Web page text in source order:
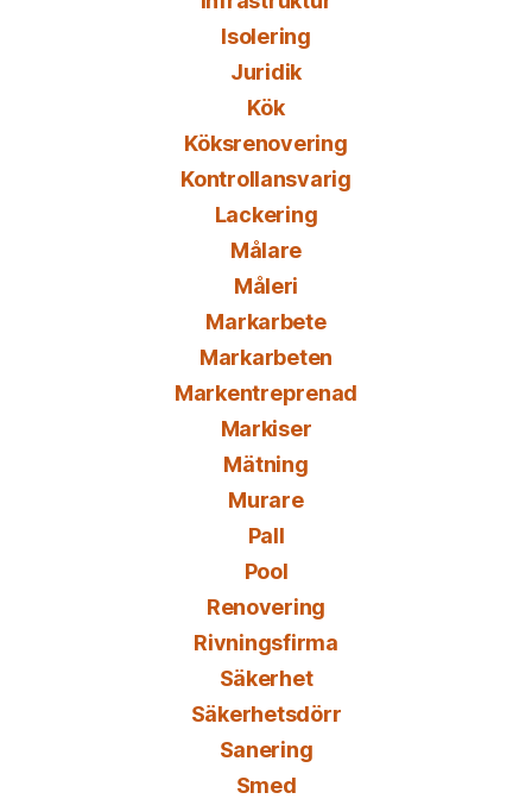
Isolering
Juridik
Kök
Köksrenovering
Kontrollansvarig
Lackering
Målare
Måleri
Markarbete
Markarbeten
Markentreprenad
Markiser
Mätning
Murare
Pall
Pool
Renovering
Rivningsfirma
Säkerhet
Säkerhetsdörr
Sanering
Smed